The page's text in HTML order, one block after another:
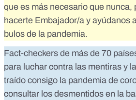
que es más necesario que nunca,
hacerte Embajador/a y ayúdanos
bulos de la pandemia.
Fact-checkers de más de 70
para luchar contra las mentiras y
traído consigo la pandemia de
consultar los desmentidos en la